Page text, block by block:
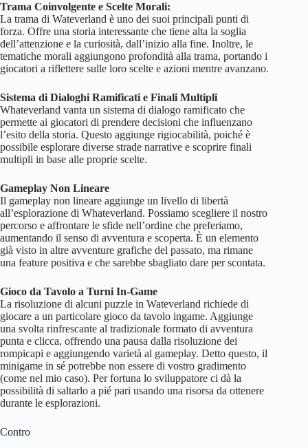
Trama Coinvolgente e Scelte Morali:
La trama di Wateverland è uno dei suoi principali punti di
forza. Offre una storia interessante che tiene alta la soglia
dell’attenzione e la curiosità, dall’inizio alla fine. Inoltre, le
tematiche morali aggiungono profondità alla trama, portando i
giocatori a riflettere sulle loro scelte e azioni mentre avanzano.
Sistema di Dialoghi Ramificati e Finali Multipli
Whateverland vanta un sistema di dialogo ramificato che
permette ai giocatori di prendere decisioni che influenzano
l’esito della storia. Questo aggiunge rigiocabilità, poiché è
possibile esplorare diverse strade narrative e scoprire finali
multipli in base alle proprie scelte.
Gameplay Non Lineare
Il gameplay non lineare aggiunge un livello di libertà
all’esplorazione di Whateverland. Possiamo scegliere il nostro
percorso e affrontare le sfide nell’ordine che preferiamo,
aumentando il senso di avventura e scoperta. È un elemento
già visto in altre avventure grafiche del passato, ma rimane
una feature positiva e che sarebbe sbagliato dare per scontata.
Gioco da Tavolo a Turni In-Game
La risoluzione di alcuni puzzle in Wateverland richiede di
giocare a un particolare gioco da tavolo ingame. Aggiunge
una svolta rinfrescante al tradizionale formato di avventura
punta e clicca, offrendo una pausa dalla risoluzione dei
rompicapi e aggiungendo varietà al gameplay. Detto questo, il
minigame in sé potrebbe non essere di vostro gradimento
(come nel mio caso). Per fortuna lo sviluppatore ci dà la
possibilità di saltarlo a pié pari usando una risorsa da ottenere
durante le esplorazioni.
Contro